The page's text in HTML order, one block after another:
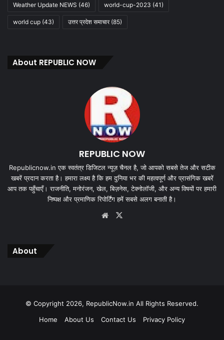
Weather Update NEWS (46) world-cup-2023 (41)
world cup (43) उत्तर प्रदेश समाचार(85)
About REPUBLIC NOW
REPUBLIC NOW
Republicnow.in एक स्वतंत्र डिजिटल न्यूज़ चैनल है, जो आपको सबसे तेज और सटीक
खबरें प्रदान करता है। हमारा लक्ष्य है कि हम दुनिया भर की महत्वपूर्ण और प्रासंगिक खबरें
आप तक पहुँचाएँ। राजनीति, मनोरंजन, खेल, बिज़नेस, टेक्नोलॉजी, और अन्य विषयों पर हमारी
निष्पक्ष और प्रमाणिक रिपोर्टिंग हमें सबसे अलग बनाती है।
Website
About
© Copyright 2026, RepublicNow.in All Rights Reserved.
Home
About Us Contact Us Privacy Policy